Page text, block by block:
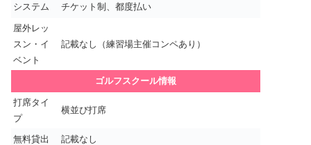
システム チケット制、都度払い
屋外レッ
スン・イ
ベント
記載なし（練習場主催コンペあり）
ゴルフスクール情報
打席タイ
プ
横並び打席
無料貸出 記載なし